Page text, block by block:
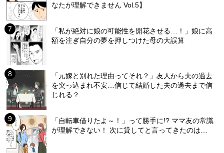
なたが理解できません Vol.5】
「私が絶対に娘の可能性を開花させる…！」娘に高
額を注ぎ自分の夢を押しつけた母の大誤算
「元嫁と別れた理由ってそれ？」友人から夫の過去
を突っ込まれ不安…信じて結婚した夫の過去まで信
じれる？
「自転車借りたよ～！」って勝手に!? ママ友の常識
が理解できない！ 次に貸してと言ってきたのは…